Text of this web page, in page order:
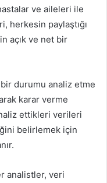
ve aileleri ile
herkesin paylaştığı
açık ve net bir
durumu analiz etme
karar verme
ettikleri verileri
belirlemek için
analistler, veri